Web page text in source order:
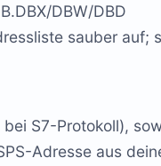
DBW/DBD
sauber auf;
S7-Protokoll),
Adresse aus